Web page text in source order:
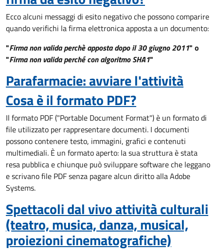
Ecco alcuni messaggi di esito negativo che possono comparire
quando verifichi la firma elettronica apposta a un documento:
"Firma non valida perchè apposta dopo il 30 giugno 2011" o
"Firma non valida perché con algoritmo SHA1"
Parafarmacie: avviare l'attività
Cosa è il formato PDF?
Il formato PDF ("Portable Document Format") è un formato di
file utilizzato per rappresentare documenti. I documenti
possono contenere testo, immagini, grafici e contenuti
multimediali. È un formato aperto: la sua struttura è stata
resa pubblica e chiunque può sviluppare software che leggano
e scrivano file PDF senza pagare alcun diritto alla Adobe
Systems.
Spettacoli dal vivo attività culturali
(teatro, musica, danza, musical,
proiezioni cinematografiche)